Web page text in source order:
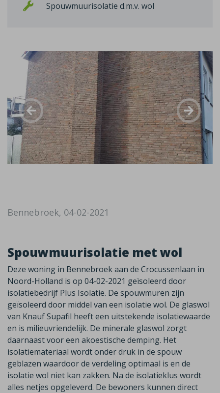
Spouwmuurisolatie d.m.v. wol
Bennebroek, 04-02-2021
Spouwmuurisolatie met wol
Deze woning in Bennebroek aan de Crocussenlaan in
Noord-Holland is op 04-02-2021 geïsoleerd door
isolatiebedrijf Plus Isolatie. De spouwmuren zijn
geïsoleerd door middel van een isolatie wol. De glaswol
van Knauf Supafil heeft een uitstekende isolatiewaarde
en is milieuvriendelijk. De minerale glaswol zorgt
daarnaast voor een akoestische demping. Het
isolatiemateriaal wordt onder druk in de spouw
geblazen waardoor de verdeling optimaal is en de
isolatie wol niet kan zakken. Na de isolatieklus wordt
alles netjes opgeleverd. De bewoners kunnen direct